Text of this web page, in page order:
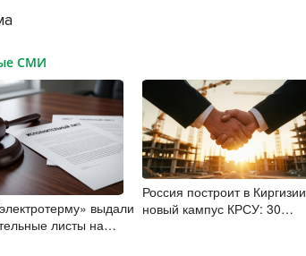
СМИ
выдали
листы на
Россия построит в Киргизии
новый кампус КРСУ: 30